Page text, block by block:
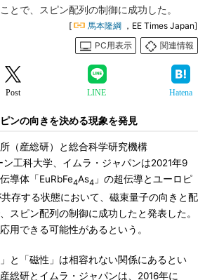
とで、スピン配列の制御に成功した。
[ 馬本隆綱 ，EE Times Japan]
PC用表示
関連情報
Post LINE Hatena
ンの向きを決める現象を発見
（産総研）と総合科学研究機構
ン工科大学、イムラ・ジャパンは2021年9
導体「EuRbFe4As4 」の超伝導とユーロピ
存する状態において、磁束量子の向きと配
スピン配列の制御に成功したと発表した。
用できる可能性があるという。
と「磁性」は相容れない関係にあるとい
総研とイムラ・ジャパンは、2016年に